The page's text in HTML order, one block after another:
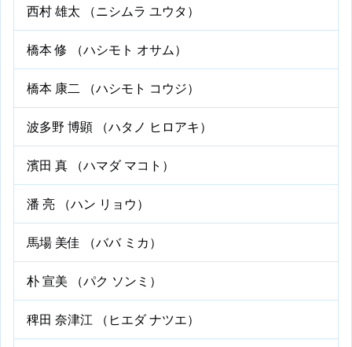
西村 雄太 （ニシムラ ユウタ）
橋本 修 （ハシモト オサム）
橋本 康二 （ハシモト コウジ）
波多野 博顕 （ハタノ ヒロアキ）
濱田 真 （ハマダ マコト）
潘 亮 （ハン リョウ）
馬場 美佳 （ババ ミカ）
朴 宣美 （パク ソンミ）
稗田 奈津江 （ヒエダ ナツエ）